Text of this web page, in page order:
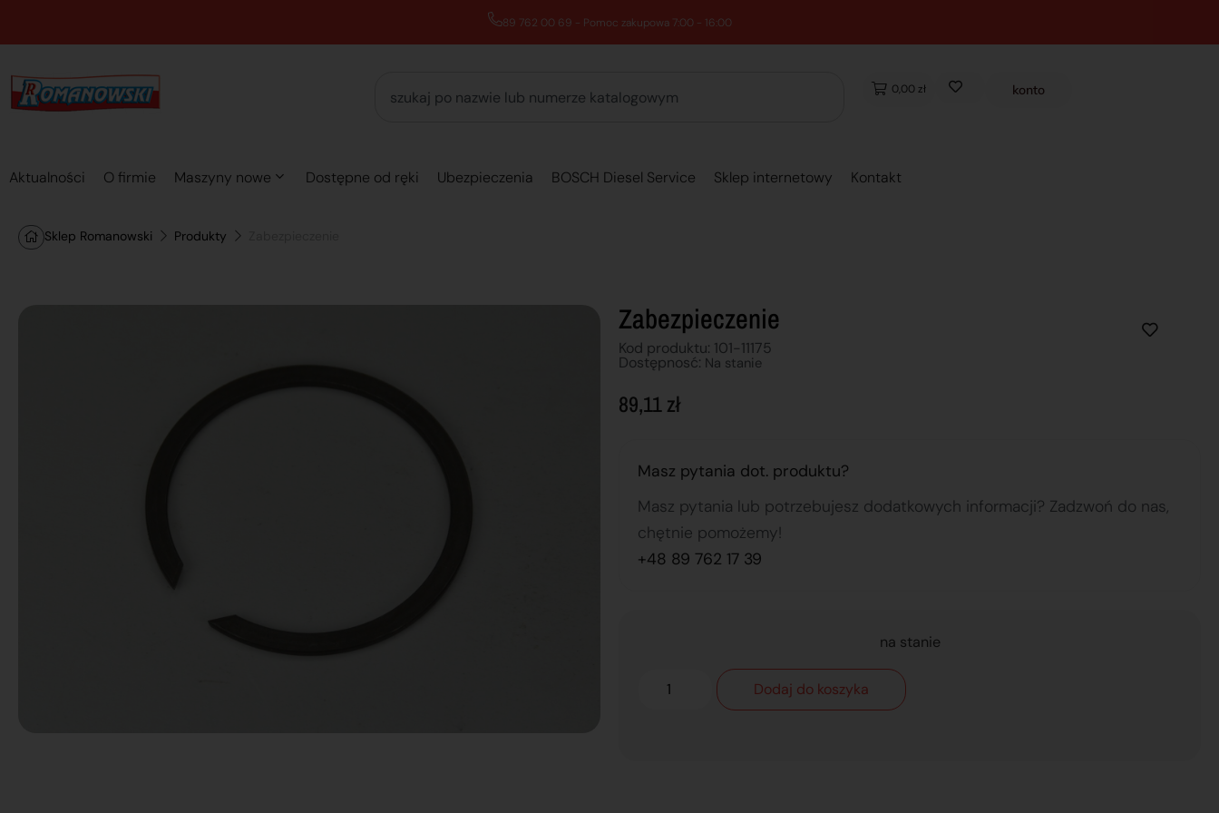
89 762 00 69 - Pomoc zakupowa 7:00 - 16:00
0,00 zł konto
Aktualności O firmie Maszyny nowe Dostępne od ręki Ubezpieczenia BOSCH Diesel Service Sklep internetowy Kontakt
Sklep Romanowski Produkty
Zabezpieczenie
Kod produktu: 101-11175
Dostępnosć: Na stanie
89,11zł
Masz pytania dot. produktu?
Masz pytania lub potrzebujesz dodatkowych informacji? Zadzwoń do nas,
chętnie pomożemy!
+48 89 762 17 39
na stanie
Dodaj do koszyka